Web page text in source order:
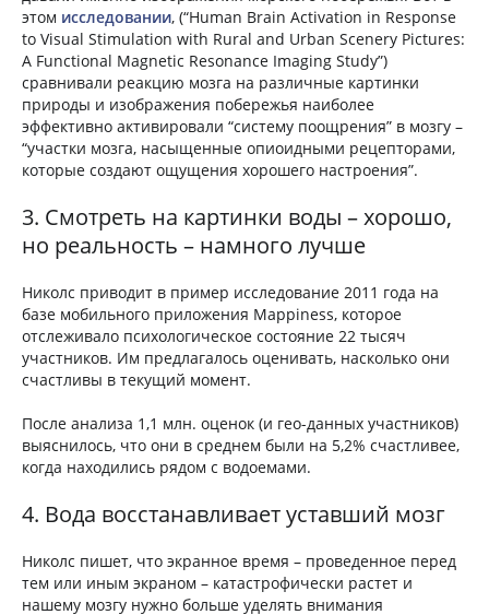
этом исследовании, (“Human Brain Activation in Response
to Visual Stimulation with Rural and Urban Scenery Pictures:
A Functional Magnetic Resonance Imaging Study”)
сравнивали реакцию мозга на различные картинки
природы и изображения побережья наиболее
эффективно активировали “систему поощрения” в мозгу –
“участки мозга, насыщенные опиоидными рецепторами,
которые создают ощущения хорошего настроения”.
3. Смотреть на картинки воды – хорошо,
но реальность – намного лучше
Николс приводит в пример исследование 2011 года на
базе мобильного приложения Mappiness, которое
отслеживало психологическое состояние 22 тысяч
участников. Им предлагалось оценивать, насколько они
счастливы в текущий момент.
После анализа 1,1 млн. оценок (и гео-данных участников)
выяснилось, что они в среднем были на 5,2% счастливее,
когда находились рядом с водоемами.
4. Вода восстанавливает уставший мозг
Николс пишет, что экранное время – проведенное перед
тем или иным экраном – катастрофически растет и
нашему мозгу нужно больше уделять внимания